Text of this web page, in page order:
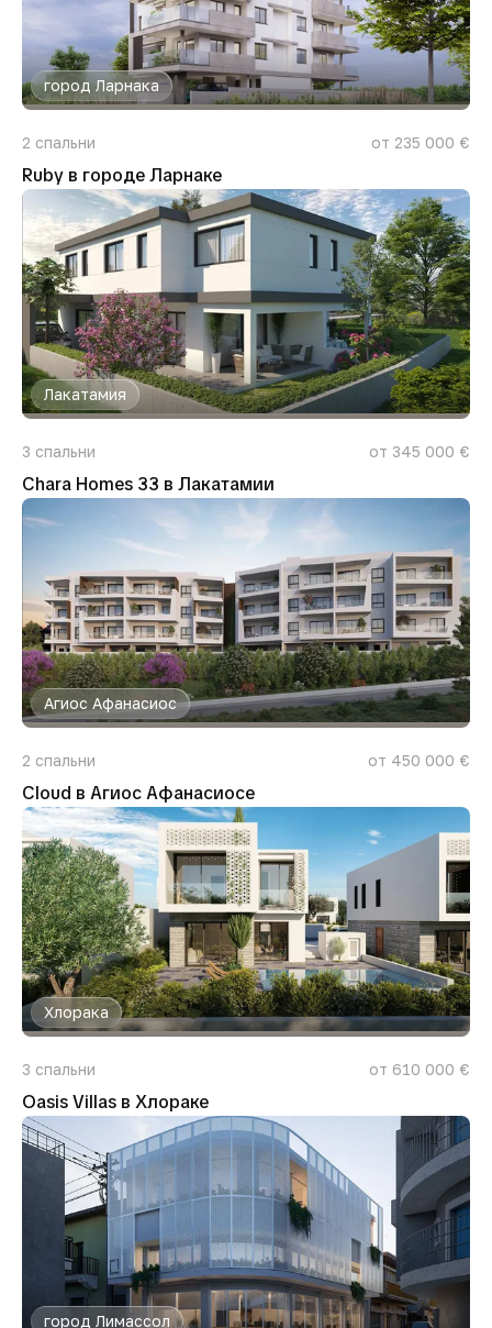
город Ларнака
2 спальни от 235 000 €
Ruby в городе Ларнаке
Лакатамия
3 спальни от 345 000 €
Chara Homes 33 в Лакатамии
Агиос Афанасиос
2 спальни от 450 000 €
Cloud в Агиос Афанасиосе
Хлорака
3 спальни от 610 000 €
Oasis Villas в Хлораке
город Лимассол